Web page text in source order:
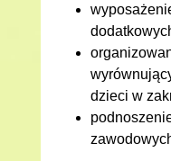
dzieci w